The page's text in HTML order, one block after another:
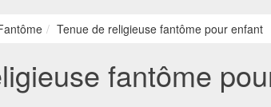
Tenue de religieuse fantôme pour enfant
fantôme